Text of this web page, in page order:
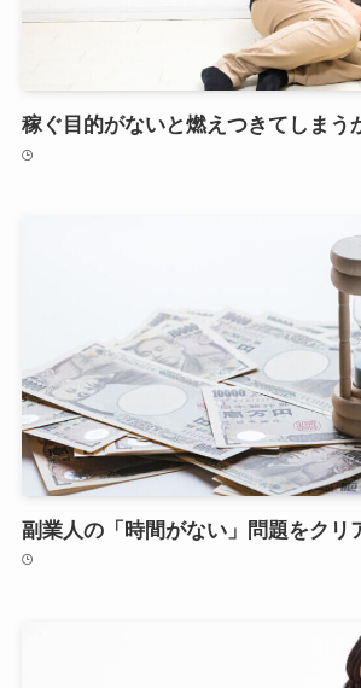
稼ぐ目的がないと燃えつきてしまう
副業人の「時間がない」問題をクリ